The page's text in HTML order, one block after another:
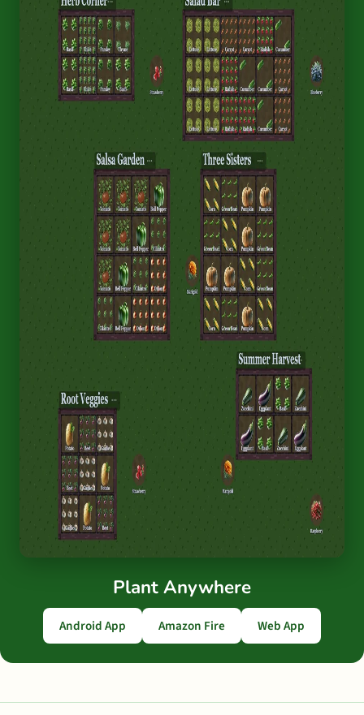
Plant Anywhere
Android App Amazon Fire Web App